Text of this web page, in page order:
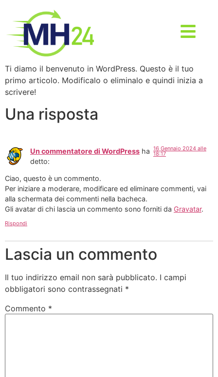
Ti diamo il benvenuto in WordPress. Questo è il tuo
primo articolo. Modificalo o eliminalo e quindi inizia a
scrivere!
Una risposta
Un commentatore di WordPress ha
detto:
16 Gennaio 2024 alle
18:17
Ciao, questo è un commento.
Per iniziare a moderare, modificare ed eliminare commenti, vai
alla schermata dei commenti nella bacheca.
Gli avatar di chi lascia un commento sono forniti da Gravatar.
Rispondi
Lascia un commento
Il tuo indirizzo email non sarà pubblicato. I campi
obbligatori sono contrassegnati *
Commento *